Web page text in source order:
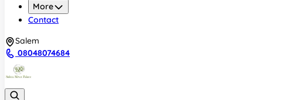
More
Contact
Salem
08048074684